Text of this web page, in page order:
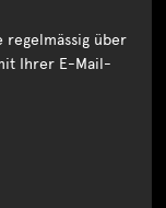
regelmässig über
Ihrer E-Mail-